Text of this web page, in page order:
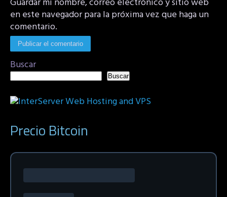
en este navegador para la próxima vez que haga un
comentario.
Buscar
Buscar
Precio Bitcoin